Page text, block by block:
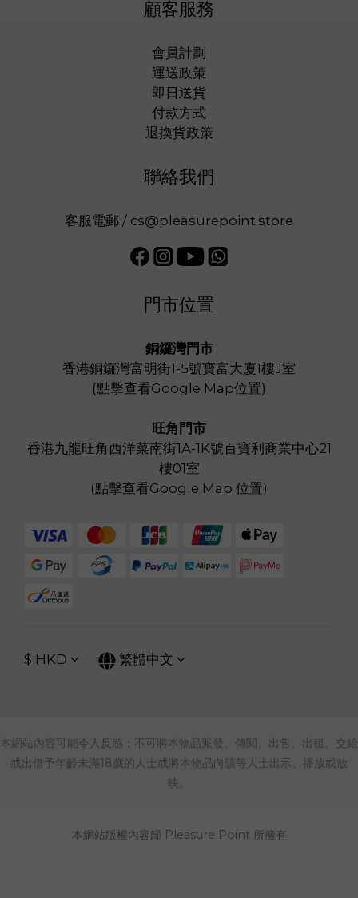
顧客服務
會員計劃
運送政策
即日送貨
付款方式
退換貨政策
聯絡我們
客服電郵 / cs@pleasurepoint.store
門市位置
銅鑼灣門市
香港銅鑼灣富明街1-5號寶富大廈1樓J室
(點擊查看Google Map位置)
旺角門市
香港九龍旺角西洋菜南街1A-1K號百寶利商業中心21
樓01室
(點擊查看Google Map 位置)
$ HKD 繁體中文
本網站內容可能令人反感；不可將本物品派發、傳閱、出售、出租、交給
或出借予年齡未滿18歲的人士或將本物品向該等人士出示、播放或放
映。
本網站版權內容歸 Pleasure Point 所擁有